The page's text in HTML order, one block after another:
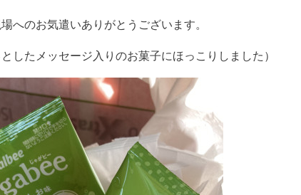
へのお気遣いありがとうございます。
としたメッセージ入りのお菓子にほっこりしました）